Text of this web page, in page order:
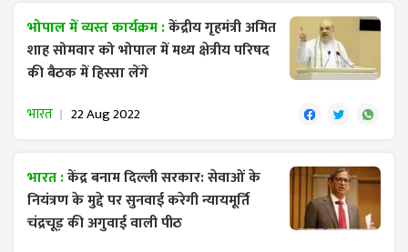
भोपाल में व्यस्त कार्यक्रम :केंद्रीय गृहमंत्री अमित
शाह सोमवार को भोपाल में मध्य क्षेत्रीय परिषद
की बैठक में हिस्सा लेंगे
भारत 22 Aug 2022
भारत :केंद्र बनाम दिल्ली सरकार: सेवाओं के
नियंत्रण के मुद्दे पर सुनवाई करेगी न्यायमूर्ति
चंद्रचूड़ की अगुवाई वाली पीठ